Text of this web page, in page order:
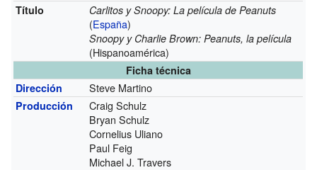
Título Carlitos y Snoopy: La película de Peanuts
(España)
Snoopy y Charlie Brown: Peanuts, la película
(Hispanoamérica)
Ficha técnica
Dirección
Steve Martino
Producción
Craig Schulz
Bryan Schulz
Cornelius Uliano
Paul Feig
Michael J. Travers